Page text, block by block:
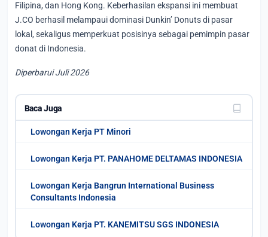
Filipina, dan Hong Kong. Keberhasilan ekspansi ini membuat
J.CO berhasil melampaui dominasi Dunkin’ Donuts di pasar
lokal, sekaligus memperkuat posisinya sebagai pemimpin pasar
donat di Indonesia.
Diperbarui Juli 2026
Baca Juga
Lowongan Kerja PT Minori
Lowongan Kerja PT. PANAHOME DELTAMAS INDONESIA
Lowongan Kerja Bangrun International Business
Consultants Indonesia
Lowongan Kerja PT. KANEMITSU SGS INDONESIA